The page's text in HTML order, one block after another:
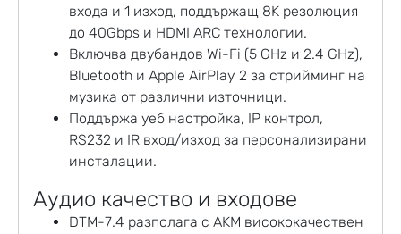
входа и 1 изход, поддържащ 8K резолюция
до 40Gbps и HDMI ARC технологии.
Включва двубандов Wi-Fi (5 GHz и 2.4 GHz),
Bluetooth и Apple AirPlay 2 за стрийминг на
музика от различни източници.
Поддържа уеб настройка, IP контрол,
RS232 и IR вход/изход за персонализирани
инсталации.
Аудио качество и входове
DTM-7.4 разполага с AKM висококачествен